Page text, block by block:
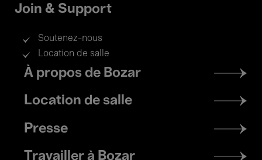
Join & Support
Soutenez-nous
Location de salle
Footer
menu
À propos de Bozar
Location de salle
Presse
Travailler à Bozar